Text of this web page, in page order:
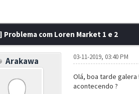
Problema com Loren Market 1 e 2
Arakawa 03-11-2019, 03:40 PM
Olá, boa tarde
acontecendo ?